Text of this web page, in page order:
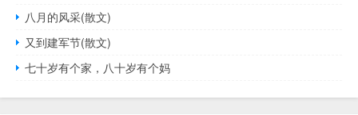
八月的风采(散文)
又到建军节(散文)
七十岁有个家，八十岁有个妈